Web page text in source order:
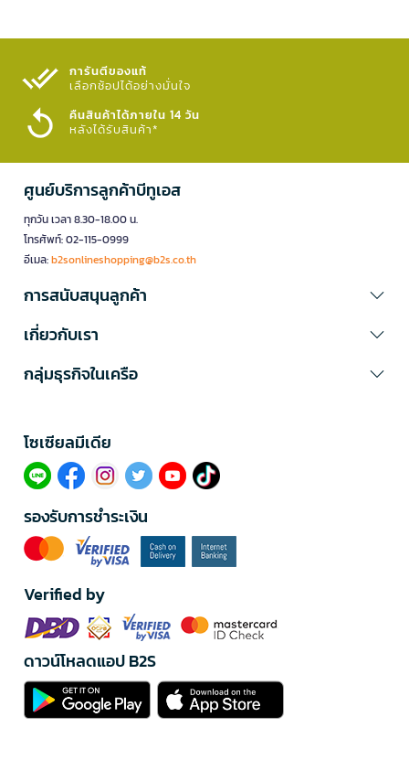
การันตีของแท้
เลือกช้อปได้อย่างมั่นใจ​
คืนสินค้าได้ภายใน 14 วัน
หลังได้รับสินค้า*
ศูนย์บริการลูกค้าบีทูเอส
ทุกวัน เวลา 8.30-18.00 น.
โทรศัพท์: 02-115-0999
อีเมล:b2sonlineshopping@b2s.co.th
การสนับสนุนลูกค้า
เกี่ยวกับเรา
กลุ่มธุรกิจในเครือ
โซเซียลมีเดีย​
รองรับการชำระเงิน
Verified by
ดาวน์โหลดแอป B2S